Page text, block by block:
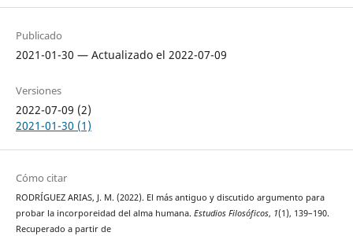
Publicado
2021-01-30 — Actualizado el 2022-07-09
Versiones
2022-07-09 (2)
2021-01-30 (1)
Cómo citar
RODRÍGUEZ ARIAS, J. M. (2022). El más antiguo y discutido argumento para
probar la incorporeidad del alma humana. Estudios Filosóficos, 1(1), 139–190.
Recuperado a partir de